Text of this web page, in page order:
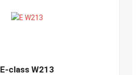
E-class W213